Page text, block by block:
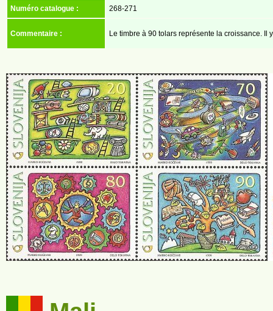
Numéro catalogue : 268-271
Commentaire : Le timbre à 90 tolars représente la croissance. Il